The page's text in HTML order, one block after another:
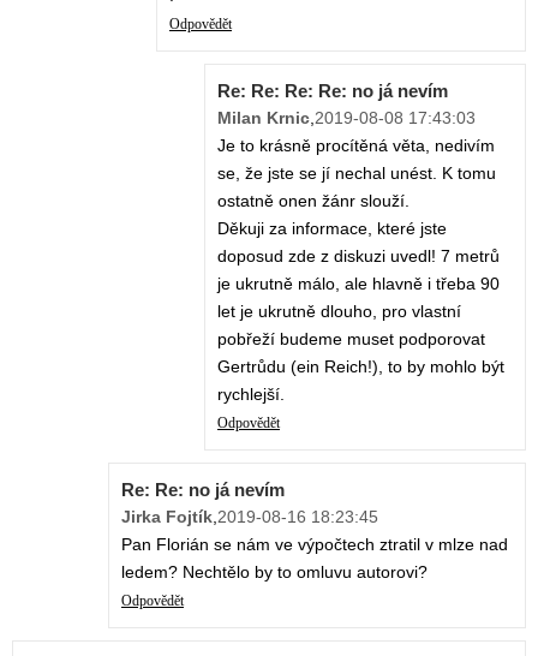
Odpovědět
Re: Re: Re: Re: no já nevím
Milan Krnic,2019-08-08 17:43:03
Je to krásně procítěná věta, nedivím
se, že jste se jí nechal unést. K tomu
ostatně onen žánr slouží.
Děkuji za informace, které jste
doposud zde z diskuzi uvedl! 7 metrů
je ukrutně málo, ale hlavně i třeba 90
let je ukrutně dlouho, pro vlastní
pobřeží budeme muset podporovat
Gertrůdu (ein Reich!), to by mohlo být
rychlejší.
Odpovědět
Re: Re: no já nevím
Jirka Fojtík,2019-08-16 18:23:45
Pan Florián se nám ve výpočtech ztratil v mlze nad
ledem? Nechtělo by to omluvu autorovi?
Odpovědět